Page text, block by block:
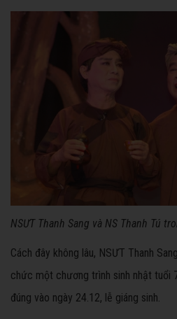
NSƯT Thanh Sang và NS Thanh Tú
Cách đây không lâu, NSƯT Thanh
chức một chương trình sinh nhật tuổi
đúng vào ngày 24.12, lễ giáng sinh.